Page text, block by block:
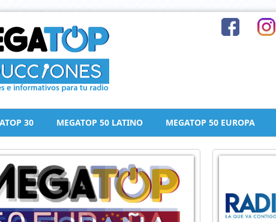
30 MEGATOP 50 LATINO MEGATOP 50 EUROPA